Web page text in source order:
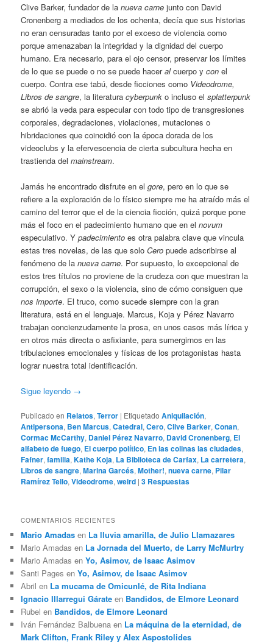
Clive Barker, fundador de lanueva carne junto con David
Cronenberg a mediados de los ochenta, decía que sus historias
no eran censuradas tanto por el exceso de violencia como
porque amenazaban la integridad y la dignidad del cuerpo
humano. Era necesario, para el ojo censor, preservar los límites
de lo que se puede o no se puede haceralcuerpo ycon el
cuerpo. Contra ese tabú, desde ficciones como Videodrome,
Libros de sangre, la literaturacyberpunk o incluso elsplatterpunk
se abrió la veda para especular con todo tipo de transgresiones
corporales, degradaciones, violaciones, mutaciones o
hibridaciones que coincidió con la época dorada de los
videoclubs y la efervescencia de cierta subcultura hecha en
trastienda delmainstream.
Jamás he encontrado disfrute en elgore, pero en lo que se
refiere a la exploración de lo físico siempre me ha atraído más el
camino del terror que el de la ciencia ficción, quizá porque pone
más el foco en el padecimiento humano que en elnovum
especulativo. Ypadecimiento es otra palabra clave que vincula
estas tres novelas, de las que soloCero puede adscribirse al
fenómeno de lanueva carne. Por supuesto, lo excepcional de
estos tres títulos no proviene de la crudeza con que muestran la
corrupción, el sexo o la violencia, sino de cómo consiguen que
nos importe. El truco, como sucede siempre con la gran
literatura, está en el lenguaje. Marcus, Koja y Pérez Navarro
trabajan concienzudamente la prosa, en unos casos más lírica y
en otros más directa o asfixiante, para sumergirnos en las
tribulaciones emocionales y físicas de los protagonistas hasta
lograr nuestra total identificación.
Sigue leyendo →
Publicado en Relatos,Terror | Etiquetado Aniquilación,
Antipersona, Ben Marcus,Catedral,Cero,Clive Barker,Conan,
Cormac McCarthy, Daniel Pérez Navarro, David Cronenberg, El
alfabeto de fuego, El cuerpo político, En las colinas las ciudades,
Fafner,familia,Kathe Koja, La Biblioteca de Carfax, La carretera,
Libros de sangre,Marina Garcés,Mother!,nueva carne, Pilar
Ramírez Tello,Videodrome,weird |3 Respuestas
COMENTARIOS RECIENTES
Mario Amadas en La lluvia amarilla, de Julio Llamazares
Mario Amadas en La Jornada del Muerto, de Larry McMurtry
Mario Amadas enYo, Asimov, de Isaac Asimov
Santi Pages enYo, Asimov, de Isaac Asimov
Abril en La mucama de Omicunlé, de Rita Indiana
Ignacio Illarregui Gárate en Bandidos, de Elmore Leonard
Rubel en Bandidos, de Elmore Leonard
Iván Fernández Balbuena en La máquina de la eternidad, de
Mark Clifton, Frank Riley y Alex Aspostolides